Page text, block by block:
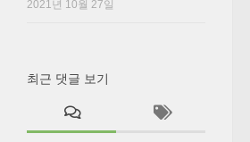
2021년 10월 27일
최근 댓글 보기